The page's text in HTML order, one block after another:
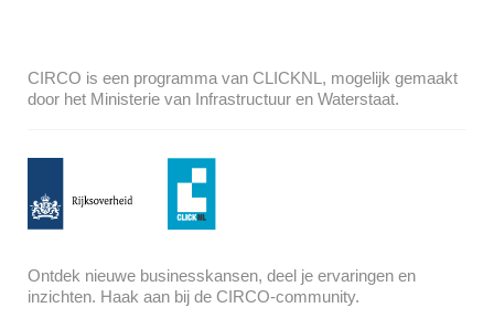
CIRCO is een programma van CLICKNL, mogelijk gemaakt
door het Ministerie van Infrastructuur en Waterstaat.
Ontdek nieuwe businesskansen, deel je ervaringen en
inzichten. Haak aan bij de CIRCO-community.